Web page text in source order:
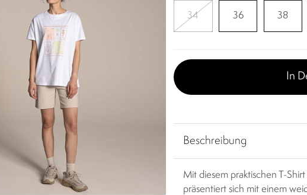
34 36 38
In
Beschreibung
Mit diesem praktischen T-
präsentiert sich mit einem